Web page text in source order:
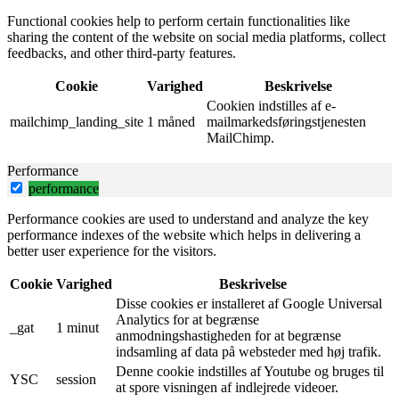
Functional cookies help to perform certain functionalities like
sharing the content of the website on social media platforms, collect
feedbacks, and other third-party features.
Cookie Varighed Beskrivelse
mailchimp_landing_site 1 måned
Cookien indstilles af e-
mailmarkedsføringstjenesten
MailChimp.
Performance
performance
Performance cookies are used to understand and analyze the key
performance indexes of the website which helps in delivering a
better user experience for the visitors.
Cookie Varighed Beskrivelse
_gat 1 minut
Disse cookies er installeret af Google Universal
Analytics for at begrænse
anmodningshastigheden for at begrænse
indsamling af data på websteder med høj trafik.
YSC
session
Denne cookie indstilles af Youtube og bruges til
at spore visningen af ​​indlejrede videoer.